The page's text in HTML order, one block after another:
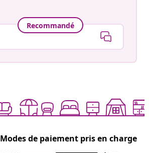
Recommandé
Modes de paiement pris en charge